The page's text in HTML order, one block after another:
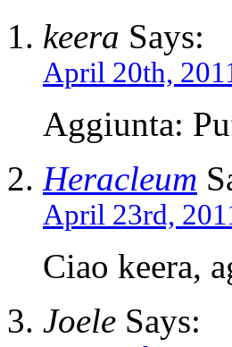
keera Says:
April 20th,
Aggiunta:
Heracleum
April 23rd,
Ciao keera,
Joele Says: